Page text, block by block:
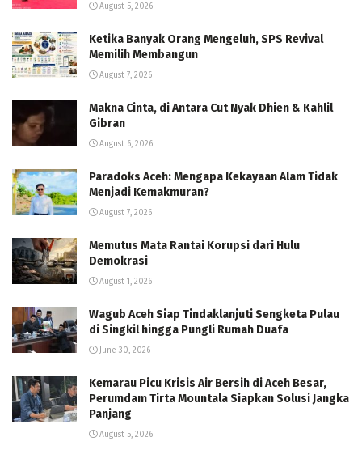
August 5, 2026
Ketika Banyak Orang Mengeluh, SPS Revival
Memilih Membangun
August 7, 2026
Makna Cinta, di Antara Cut Nyak Dhien & Kahlil
Gibran
August 6, 2026
Paradoks Aceh: Mengapa Kekayaan Alam Tidak
Menjadi Kemakmuran?
August 7, 2026
Memutus Mata Rantai Korupsi dari Hulu
Demokrasi
August 1, 2026
Wagub Aceh Siap Tindaklanjuti Sengketa Pulau
di Singkil hingga Pungli Rumah Duafa
June 30, 2026
Kemarau Picu Krisis Air Bersih di Aceh Besar,
Perumdam Tirta Mountala Siapkan Solusi Jangka
Panjang
August 5, 2026